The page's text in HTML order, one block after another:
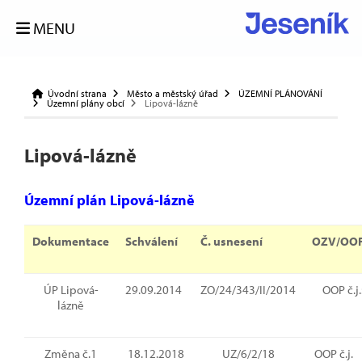
MENU
Úvodní strana Město a městský úřad
ÚZEMNÍ PLÁNOVÁNÍ
Územní plány obcí
Lipová-lázně
Lipová-lázně
Územní plán Lipová-lázně
Dokumentace Schválení Č. usnesení OZV/
ÚP Lipová-
lázně
29.09.2014 ZO/24/343/II/2014 OOP
Změna č.1 18.12.2018 UZ/6/2/18
OOP č.j.